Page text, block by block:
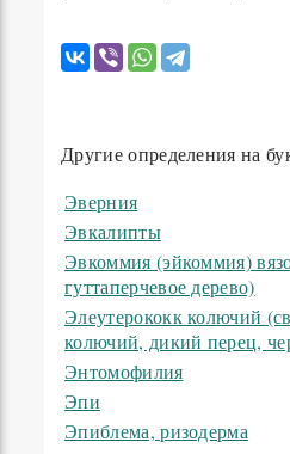
Другие определения на
Эверния
Эвкалипты
Эвкоммия (эйкоммия)
гуттаперчевое дерево)
Элеутерококк колючий
колючий, дикий перец,
Энтомофилия
Эпи
Эпиблема, ризодерма